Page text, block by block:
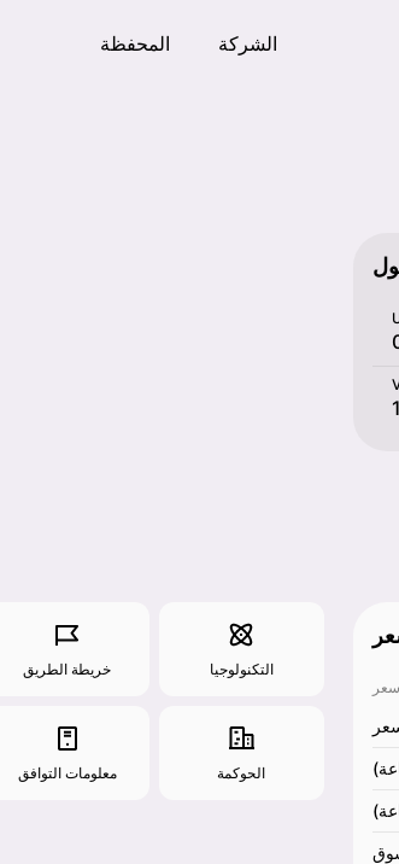
المحفظة الشركة
خريطة الطريق التكنولوجيا
معلومات التوافق الحوكمة